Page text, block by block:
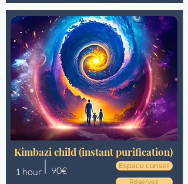
Kimbazi child (instant purification)
1 hour 90€
Espace conseil
Réservez